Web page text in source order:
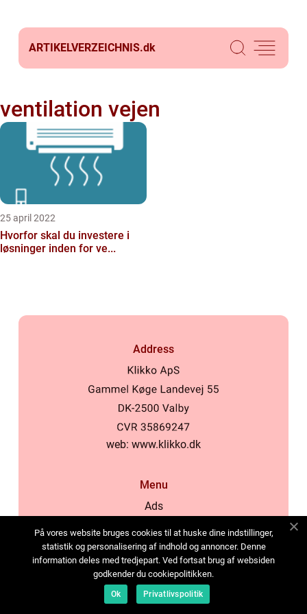
ARTIKELVERZEICHNIS.dk
ventilation vejen
25 april 2022
Hvorfor skal du investere i
løsninger inden for ve...
Address
web: www.klikko.dk
Menu
Ads
Cookies
Contact
Sitemap
På vores website bruges cookies til at huske dine indstillinger,
statistik og personalisering af indhold og annoncer. Denne
information deles med tredjepart. Ved fortsat brug af websiden
godkender du cookiepolitikken.
Ok Privatlivspolitik